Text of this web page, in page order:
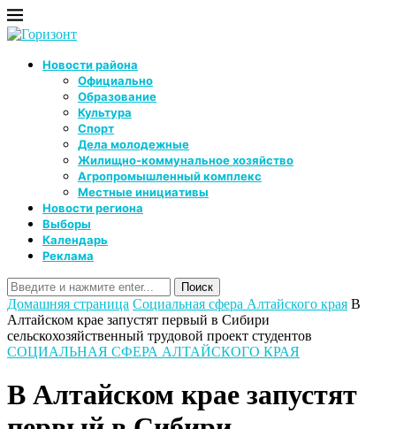
Новости района
Официально
Образование
Культура
Спорт
Дела молодежные
Жилищно-коммунальное хозяйство
Агропромышленный комплекс
Местные инициативы
Новости региона
Выборы
Календарь
Реклама
Домашняя страница Социальная сфера Алтайского края В
Алтайском крае запустят первый в Сибири
сельскохозяйственный трудовой проект студентов
СОЦИАЛЬНАЯ СФЕРА АЛТАЙСКОГО КРАЯ
В Алтайском крае запустят